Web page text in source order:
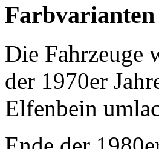
Farbvarianten
Die Fahrzeuge
der 1970er
Elfenbein